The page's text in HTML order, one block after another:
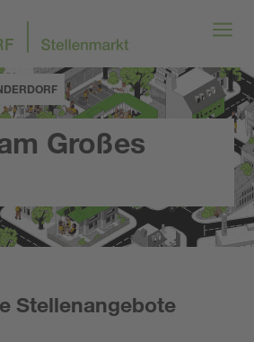
Großes
Stellenangebote